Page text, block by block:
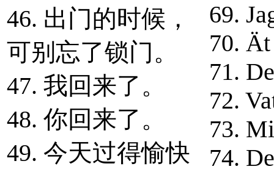
46. 出门的时候，
可别忘了锁门。
47. 我回来了。
48. 你回来了。
49. 今天过得愉快
69.
70.
71.
72.
73.
74.